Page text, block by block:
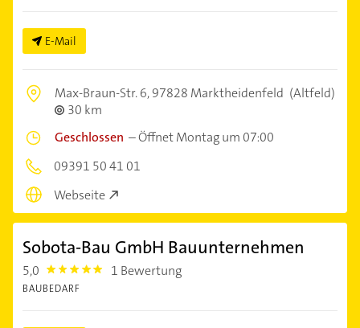
E-Mail
Max-Braun-Str. 6,97828 Marktheidenfeld (Altfeld)
30 km
Geschlossen –Öffnet Montag um 07:00
09391 50 41 01
Webseite
Sobota-Bau GmbH Bauunternehmen
5,0 5.0 1 Bewertung
BAUBEDARF